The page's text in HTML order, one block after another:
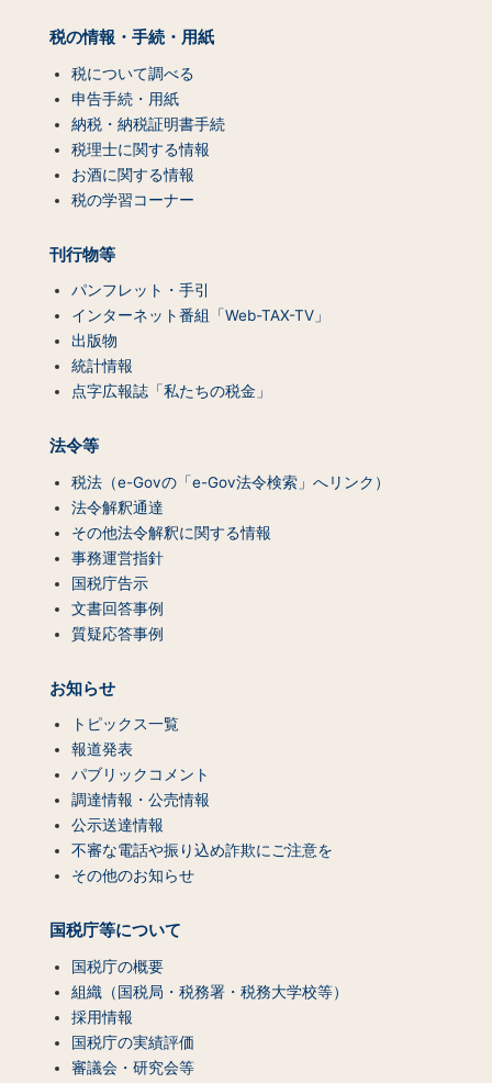
税の情報・手続・用紙
税について調べる
申告手続・用紙
納税・納税証明書手続
税理士に関する情報
お酒に関する情報
税の学習コーナー
刊行物等
パンフレット・手引
インターネット番組「Web-TAX-TV」
出版物
統計情報
点字広報誌「私たちの税金」
法令等
税法（e-Govの「e-Gov法令検索」へリンク）
法令解釈通達
その他法令解釈に関する情報
事務運営指針
国税庁告示
文書回答事例
質疑応答事例
お知らせ
トピックス一覧
報道発表
パブリックコメント
調達情報・公売情報
公示送達情報
不審な電話や振り込め詐欺にご注意を
その他のお知らせ
国税庁等について
国税庁の概要
組織（国税局・税務署・税務大学校等）
採用情報
国税庁の実績評価
審議会・研究会等